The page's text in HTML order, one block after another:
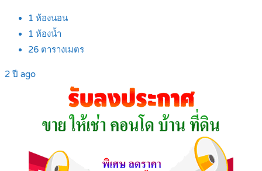
1 ห้องนอน
1 ห้องน้ำ
26 ตารางเมตร
2 ปี ago